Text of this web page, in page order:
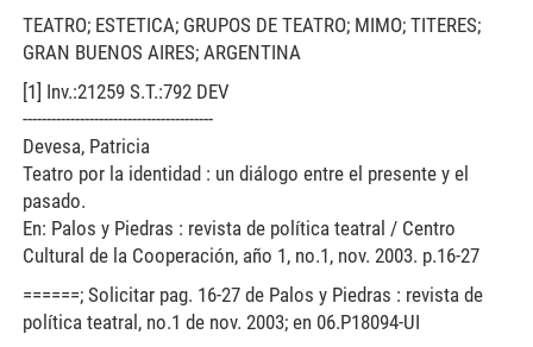
TEATRO; ESTETICA; GRUPOS DE TEATRO; MIMO; TITERES;
GRAN BUENOS AIRES; ARGENTINA
[1] Inv.:21259 S.T.:792 DEV
----------------------------------------
Devesa, Patricia
Teatro por la identidad : un diálogo entre el presente y el
pasado.
En: Palos y Piedras : revista de política teatral / Centro
Cultural de la Cooperación, año 1, no.1, nov. 2003. p.16-27
======; Solicitar pag. 16-27 de Palos y Piedras : revista de
política teatral, no.1 de nov. 2003; en 06.P18094-UI